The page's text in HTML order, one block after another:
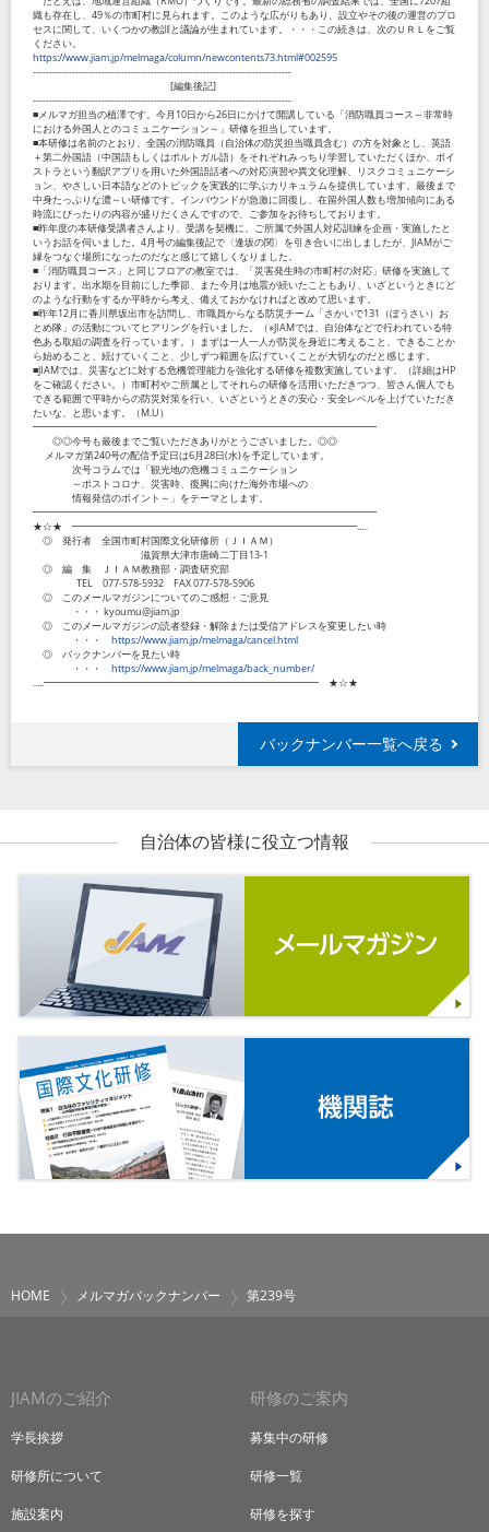
織も存在し、49％の市町村に見られます。このような広がりもあり、設立やその後の運営のプロ
セスに関して、いくつかの教訓と議論が生まれています。・・・この続きは、次のＵＲＬをご覧
ください。
https://www.jiam.jp/melmaga/column/newcontents73.html#002595
-------------------------------------------------------------------------------
[編集後記]
-------------------------------------------------------------------------------
■メルマガ担当の植澤です。今月10日から26日にかけて開講している「消防職員コース～非常時
における外国人とのコミュニケーション～」研修を担当しています。
■本研修は名前のとおり、全国の消防職員（自治体の防災担当職員含む）の方を対象とし、英語
＋第二外国語（中国語もしくはポルトガル語）をそれぞれみっちり学習していただくほか、ボイ
ストラという翻訳アプリを用いた外国語話者への対応演習や異文化理解、リスクコミュニケーシ
ョン、やさしい日本語などのトピックを実践的に学ぶカリキュラムを提供しています。最後まで
中身たっぷりな濃～い研修です。インバウンドが急激に回復し、在留外国人数も増加傾向にある
時流にぴったりの内容が盛りだくさんですので、ご参加をお待ちしております。
■昨年度の本研修受講者さんより、受講を契機に、ご所属で外国人対応訓練を企画・実施したと
いうお話を伺いました。4月号の編集後記で〈逢坂の関〉を引き合いに出しましたが、JIAMがご
縁をつなぐ場所になったのだなと感じて嬉しくなりました。
■「消防職員コース」と同じフロアの教室では、「災害発生時の市町村の対応」研修を実施して
おります。出水期を目前にした季節、また今月は地震が続いたこともあり、いざというときにど
のような行動をするか平時から考え、備えておかなければと改めて思います。
■昨年12月に香川県坂出市を訪問し、市職員からなる防災チーム「さかいで131（ぼうさい）お
とめ隊」の活動についてヒアリングを行いました。（※JIAMでは、自治体などで行われている特
色ある取組の調査を行っています。）まずは一人一人が防災を身近に考えること、できることか
ら始めること、続けていくこと、少しずつ範囲を広げていくことが大切なのだと感じます。
■JIAMでは、災害などに対する危機管理能力を強化する研修を複数実施しています。（詳細はHP
をご確認ください。）市町村やご所属としてそれらの研修を活用いただきつつ、皆さん個人でも
できる範囲で平時からの防災対策を行い、いざというときの安心・安全レベルを上げていただき
たいな、と思います。（M.U）
━━━━━━━━━━━━━━━━━━━━━━━━━━━━━━━━━━━
◎◎今号も最後までご覧いただきありがとうございました。◎◎
メルマガ第240号の配信予定日は6月28日(水)を予定しています。
次号コラムでは「観光地の危機コミュニケーション
～ポストコロナ、災害時、復興に向けた海外市場への
情報発信のポイント～」をテーマとします。
━━━━━━━━━━━━━━━━━━━━━━━━━━━━━━━━━━━
★☆★ ━━━━━━━━━━━━━━━━━━━━━━━━━━━━━...‥
◎ 発行者 全国市町村国際文化研修所（ＪＩＡＭ）
滋賀県大津市唐崎二丁目13-1
◎ 編 集 ＪＩＡＭ教務部・調査研究部
TEL 077-578-5932 FAX 077-578-5906
◎ このメールマガジンについてのご感想・ご意見
・・・ kyoumu@jiam.jp
◎ このメールマガジンの読者登録・解除または受信アドレスを変更したい時
・・・ https://www.jiam.jp/melmaga/cancel.html
◎ バックナンバーを見たい時
・・・ https://www.jiam.jp/melmaga/back_number/
‥...━━━━━━━━━━━━━━━━━━━━━━━━━━━━ ★☆★
バックナンバー一覧へ戻る
自治体の皆様に役立つ情報
HOME メルマガバックナンバー 第239号
JIAMのご紹介
学長挨拶
研修所について
施設案内
研修のご案内
募集中の研修
研修一覧
研修を探す